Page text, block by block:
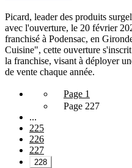
Picard, leader des produits
avec l'ouverture, le 20 février
franchisé à Podensac, en
Cuisine", cette ouverture
la franchise, visant à déployer
de vente chaque année.
Page 1
Page 227
...
225
226
227
228